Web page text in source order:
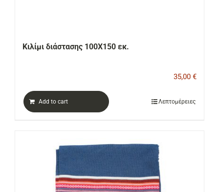
Κιλίμι διάστασης 100Χ150 εκ.
35,00 €
Add to cart Λεπτομέρειες